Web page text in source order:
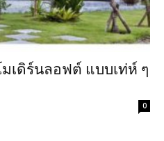
เดิร์นลอฟต์ แบบเท่ห์ ๆ
0